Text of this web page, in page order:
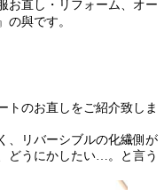
お直し・リフォーム、オー
の與です。
トのお直しをご紹介致しま
、リバーシブルの化繊側が
どうにかしたい…。と言う